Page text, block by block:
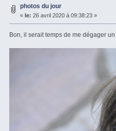
photos du jour
« le: 26 avril 2020 à 09:38:23 »
Bon, il serait temps de me dégager